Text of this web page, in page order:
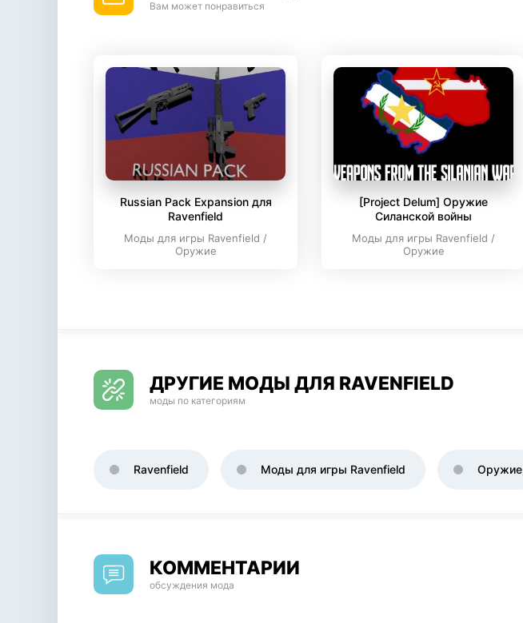
Вам может понравиться
Russian Pack Expansion для
Ravenfield
Моды для игры Ravenfield /
Оружие
[Project Delum] Оружие
Силанской войны
Моды для игры Ravenfield /
Оружие
ДРУГИЕ МОДЫ ДЛЯ RAVENFIELD
моды по категориям
Ravenfield Моды для игры Ravenfield Оружие
КОММЕНТАРИИ
обсуждения мода